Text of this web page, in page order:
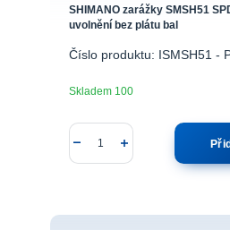
SHIMANO zarážky SMSH51
uvolnění bez plátu bal
Číslo produktu: ISMSH51 -
Skladem 100